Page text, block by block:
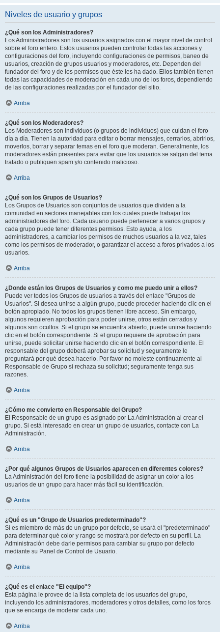
Niveles de usuario y grupos
¿Qué son los Administradores?
Los Administradores son los usuarios asignados con el mayor nivel de control
sobre el foro entero. Estos usuarios pueden controlar todas las acciones y
configuraciones del foro, incluyendo configuraciones de permisos, baneo de
usuarios, creación de grupos usuarios y moderadores, etc. Dependen del
fundador del foro y de los permisos que éste les ha dado. Ellos también tienen
todas las capacidades de moderación en cada uno de los foros, dependiendo
de las configuraciones realizadas por el fundador del sitio.
Arriba
¿Qué son los Moderadores?
Los Moderadores son individuos (o grupos de individuos) que cuidan el foro
día a día. Tienen la autoridad para editar o borrar mensajes, cerrarlos, abrirlos,
moverlos, borrar y separar temas en el foro que moderan. Generalmente, los
moderadores están presentes para evitar que los usuarios se salgan del tema
tratado o publiquen spam y/o contenido malicioso.
Arriba
¿Qué son los Grupos de Usuarios?
Los Grupos de Usuarios son conjuntos de usuarios que dividen a la
comunidad en sectores manejables con los cuales puede trabajar los
administradores del foro. Cada usuario puede pertenecer a varios grupos y
cada grupo puede tener diferentes permisos. Esto ayuda, a los
administradores, a cambiar los permisos de muchos usuarios a la vez, tales
como los permisos de moderador, o garantizar el acceso a foros privados a los
usuarios.
Arriba
¿Donde están los Grupos de Usuarios y como me puedo unir a ellos?
Puede ver todos los Grupos de usuarios a través del enlace "Grupos de
Usuarios". Si desea unirse a algún grupo, puede proceder haciendo clic en el
botón apropiado. No todos los grupos tienen libre acceso. Sin embargo,
algunos requieren aprobación para poder unirse, otros están cerrados y
algunos son ocultos. Si el grupo se encuentra abierto, puede unirse haciendo
clic en el botón correspondiente. Si el grupo requiere de aprobación para
unirse, puede solicitar unirse haciendo clic en el botón correspondiente. El
responsable del grupo deberá aprobar su solicitud y seguramente le
preguntará por qué desea hacerlo. Por favor no moleste continuamente al
Responsable de Grupo si rechaza su solicitud; seguramente tenga sus
razones.
Arriba
¿Cómo me convierto en Responsable del Grupo?
El Responsable de un grupo es asignado por La Administración al crear el
grupo. Si está interesado en crear un grupo de usuarios, contacte con La
Administración.
Arriba
¿Por qué algunos Grupos de Usuarios aparecen en diferentes colores?
La Administración del foro tiene la posibilidad de asignar un color a los
usuarios de un grupo para hacer más fácil su identificación.
Arriba
¿Qué es un "Grupo de Usuarios predeterminado"?
Si es miembro de más de un grupo por defecto, se usará el "predeterminado"
para determinar qué color y rango se mostrará por defecto en su perfil. La
Administración debe darle permisos para cambiar su grupo por defecto
mediante su Panel de Control de Usuario.
Arriba
¿Qué es el enlace "El equipo"?
Esta página le provee de la lista completa de los usuarios del grupo,
incluyendo los administradores, moderadores y otros detalles, como los foros
que se encarga de moderar cada uno.
Arriba